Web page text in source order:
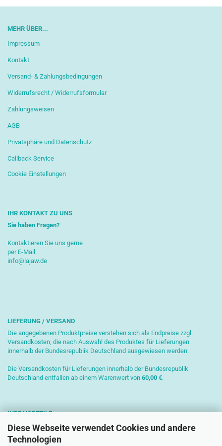
Diese Webseite verwendet Cookies und andere
Technologien
MEHR ÜBER...
Impressum
Kontakt
Versand- & Zahlungsbedingungen
Widerrufsrecht / Widerrufsformular
Zahlungsweisen
AGB
Privatsphäre und Datenschutz
Callback Service
Cookie Einstellungen
IHR KONTAKT ZU UNS
Sie haben Fragen?
Kontaktieren Sie uns gerne
per E-Mail:
info@lajaw.de
LIEFERUNG / VERSAND
Die angegebenen Produktpreise verstehen sich als Endpreise zzgl.
Versandkosten, die nach Auswahl des Produktes für Lieferungen
innerhalb der Bundesrepublik Deutschland ausgewiesen werden.
Die Versandkosten für Lieferungen innerhalb der Bundesrepublik
Deutschland entfallen ab einem Warenwert von 60,00 €.
IHRE VORTEILE
Sichere Zahlung mit SSL-Verschlüsselung